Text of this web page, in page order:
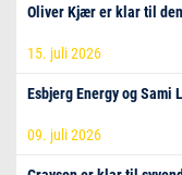
Oliver Kjær er klar til
15. juli 2026
Esbjerg Energy og
09. juli 2026